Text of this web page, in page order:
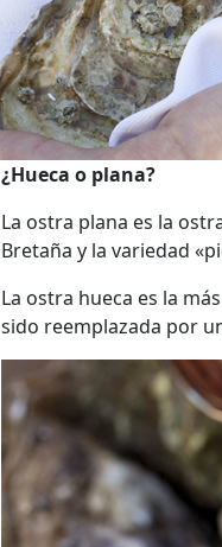
¿Hueca o plana?
La ostra plana es la
Bretaña y la variedad
La ostra hueca es la
sido reemplazada por